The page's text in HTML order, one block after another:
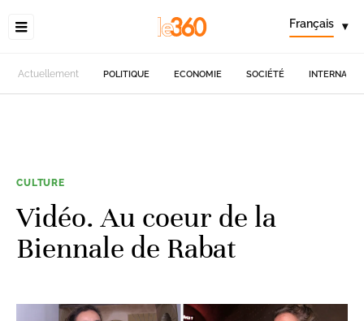
Français ▾
Actuellement POLITIQUE ECONOMIE SOCIÉTÉ
CULTURE
Vidéo. Au coeur de la
Biennale de Rabat